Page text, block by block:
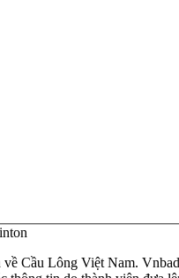
Cầu Lông Việt Nam.